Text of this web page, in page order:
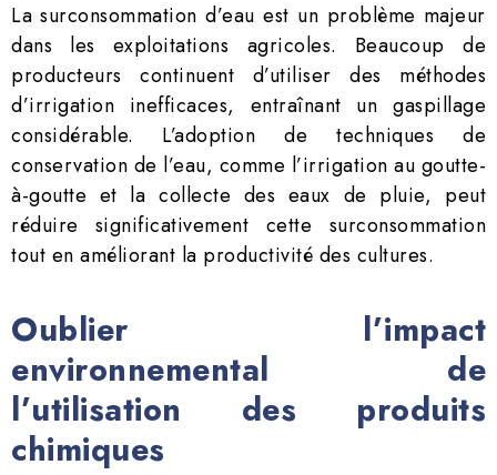
La surconsommation d’eau est un problème majeur
dans les exploitations agricoles. Beaucoup de
producteurs continuent d’utiliser des méthodes
d’irrigation inefficaces, entraînant un gaspillage
considérable. L’adoption de techniques de
conservation de l’eau, comme l’irrigation au goutte-
à-goutte et la collecte des eaux de pluie, peut
réduire significativement cette surconsommation
tout en améliorant la productivité des cultures.
Oublier l’impact
environnemental de
l’utilisation des produits
chimiques